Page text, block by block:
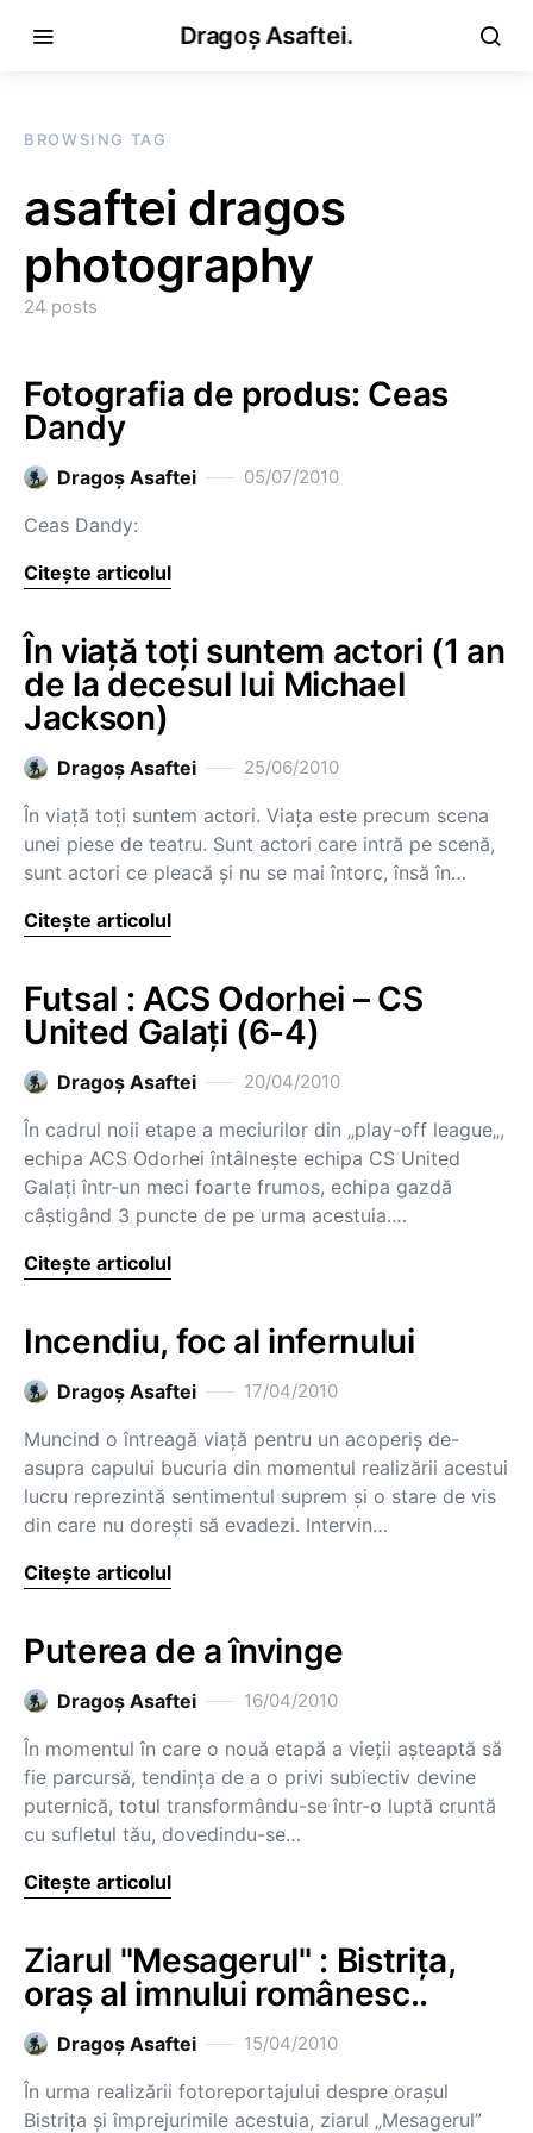
Dragoș Asaftei.
BROWSING TAG
asaftei dragos
photography
24 posts
Fotografia de produs: Ceas
Dandy
Dragoş Asaftei 05/07/2010
Ceas Dandy:
Citește articolul
În viaţă toţi suntem actori (1 an
de la decesul lui Michael
Jackson)
Dragoş Asaftei 25/06/2010
În viaţă toţi suntem actori. Viaţa este precum scena
unei piese de teatru. Sunt actori care intră pe scenă,
sunt actori ce pleacă şi nu se mai întorc, însă în…
Citește articolul
Futsal : ACS Odorhei – CS
United Galaţi (6-4)
Dragoş Asaftei 20/04/2010
În cadrul noii etape a meciurilor din „play-off league„,
echipa ACS Odorhei întâlneşte echipa CS United
Galaţi într-un meci foarte frumos, echipa gazdă
câştigând 3 puncte de pe urma acestuia.…
Citește articolul
Incendiu, foc al infernului
Dragoş Asaftei 17/04/2010
Muncind o întreagă viaţă pentru un acoperiş de-
asupra capului bucuria din momentul realizării acestui
lucru reprezintă sentimentul suprem şi o stare de vis
din care nu doreşti să evadezi. Intervin…
Citește articolul
Puterea de a învinge
Dragoş Asaftei 16/04/2010
În momentul în care o nouă etapă a vieţii aşteaptă să
fie parcursă, tendinţa de a o privi subiectiv devine
puternică, totul transformându-se într-o luptă cruntă
cu sufletul tău, dovedindu-se…
Citește articolul
Ziarul "Mesagerul" : Bistriţa,
oraş al imnului românesc..
Dragoş Asaftei 15/04/2010
În urma realizării fotoreportajului despre oraşul
Bistriţa şi împrejurimile acestuia, ziarul „Mesagerul”